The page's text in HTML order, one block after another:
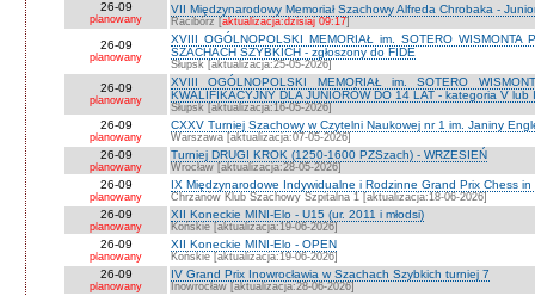
26-09
planowany
VII Międzynarodowy Memoriał Szachowy Alfreda Chrobaka -
Racibórz [aktualizacja:dzisiaj 09:17]
26-09
planowany
XVIII OGÓLNOPOLSKI MEMORIAŁ im. SOTERO WISMONTA
SZACHACH SZYBKICH - zgłoszony do FIDE
Słupsk [aktualizacja:25-05-2026]
26-09
planowany
XVIII OGÓLNOPOLSKI MEMORIAŁ im. SOTERO
KWALIFIKACYJNY DLA JUNIORÓW DO 14 LAT - kategoria V
Słupsk [aktualizacja:16-05-2026]
26-09
planowany
CXXV Turniej Szachowy w Czytelni Naukowej nr 1 im. Janiny
Warszawa [aktualizacja:07-05-2026]
26-09
planowany
Turniej DRUGI KROK (1250-1600 PZSzach) - WRZESIEŃ
Wrocław [aktualizacja:28-05-2026]
26-09
planowany
IX Międzynarodowe Indywidualne i Rodzinne Grand Prix Chess
Chrzanów Klub Szachowy Szpitalna 1 [aktualizacja:18-06-2026]
26-09
planowany
XII Koneckie MINI-Elo - U15 (ur. 2011 i młodsi)
Końskie [aktualizacja:19-06-2026]
26-09
planowany
XII Koneckie MINI-Elo - OPEN
Końskie [aktualizacja:19-06-2026]
26-09
planowany
IV Grand Prix Inowrocławia w Szachach Szybkich turniej 7
Inowrocław [aktualizacja:28-06-2026]